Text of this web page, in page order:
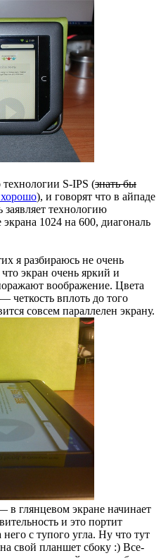
S-IPS (знать бы
хорошо), и говорят что в айпаде
технологию
1024 на 600, диагональ
я разбираюсь не очень
экран очень яркий и
воображение. Цвета
четкость вплоть до того
совсем параллелен экрану.
глянцевом экране начинает
и это портит
с тупого угла. Ну что тут
свой планшет сбоку :) Все-